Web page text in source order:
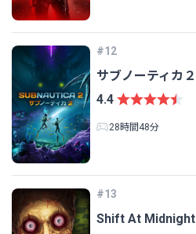
#12
サブノーティカ２
4.4
28時間48分
#13
Shift At Midnight